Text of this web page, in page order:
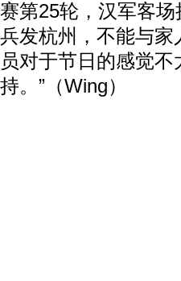
赛第25轮，汉军客
兵发杭州，不能与家
员对于节日的感觉
持。”（Wing）